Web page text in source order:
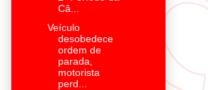
Câ...
Veículo
desobedece
ordem de
parada,
motorista
perd...